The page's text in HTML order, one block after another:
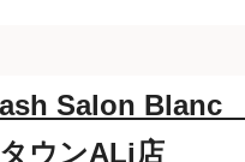
Salon Blanc
ウンALi店